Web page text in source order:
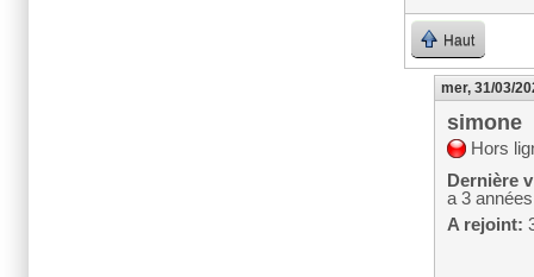
Haut
mer, 31/03/
simone
Hors
Dernière
a 3
A rejoint: